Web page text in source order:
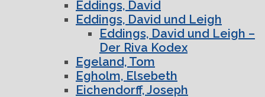
Eddings, David
Eddings, David und Leigh
Eddings, David und Leigh –
Der Riva Kodex
Egeland, Tom
Egholm, Elsebeth
Eichendorff, Joseph